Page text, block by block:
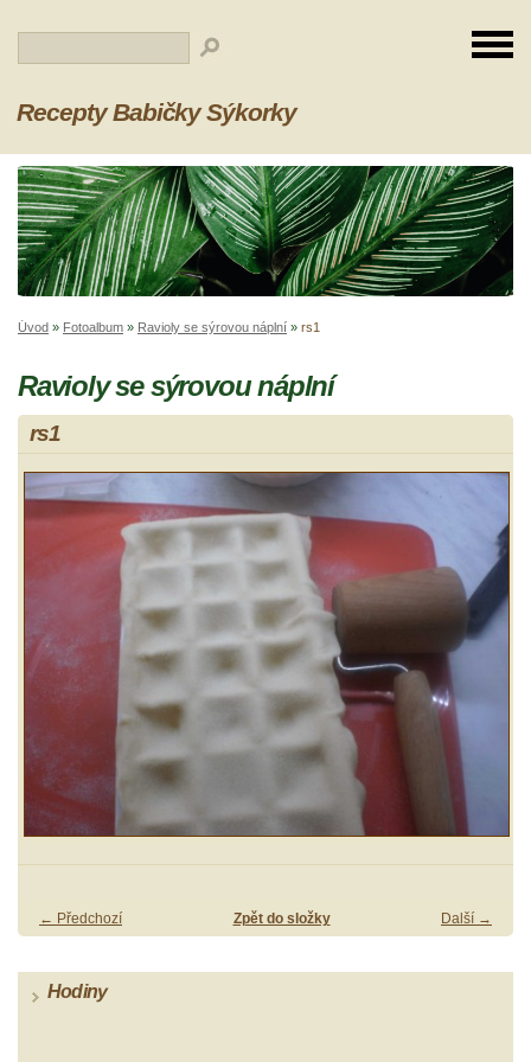
Recepty Babičky Sýkorky
Úvod » Fotoalbum » Ravioly se sýrovou náplní » rs1
Ravioly se sýrovou náplní
rs1
← Předchozí Další →
Zpět do složky
Hodiny